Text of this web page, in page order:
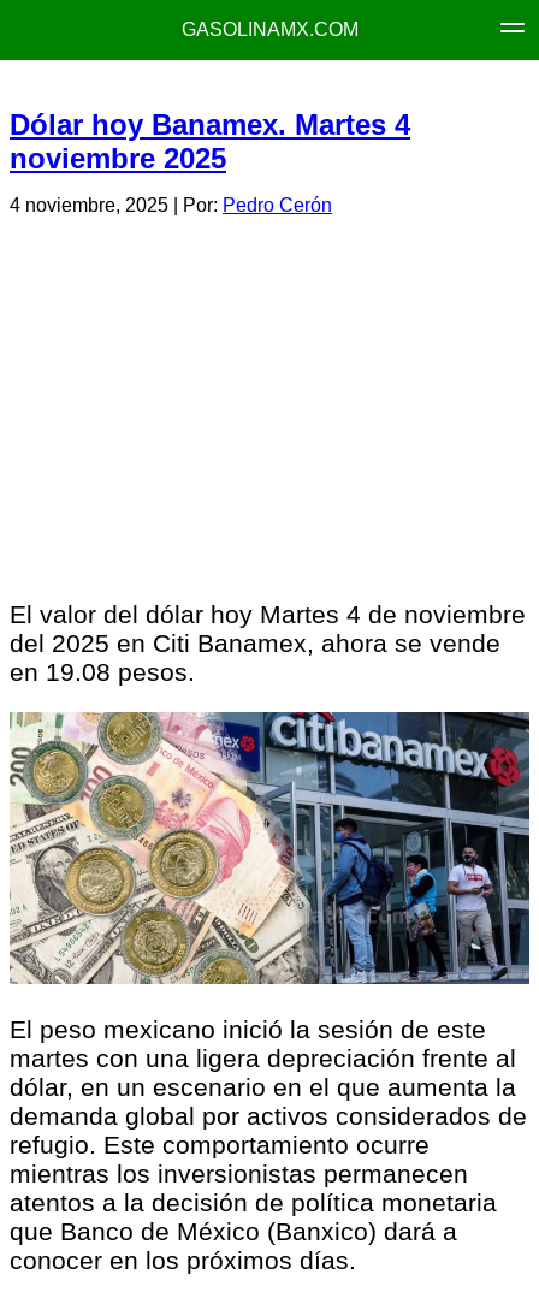
GASOLINAMX.COM
Dólar hoy Banamex. Martes 4
noviembre 2025
4 noviembre, 2025 | Por: Pedro Cerón
El valor del dólar hoy Martes 4 de noviembre
del 2025 en Citi Banamex, ahora se vende
en 19.08 pesos.
El peso mexicano inició la sesión de este
martes con una ligera depreciación frente al
dólar, en un escenario en el que aumenta la
demanda global por activos considerados de
refugio. Este comportamiento ocurre
mientras los inversionistas permanecen
atentos a la decisión de política monetaria
que Banco de México (Banxico) dará a
conocer en los próximos días.